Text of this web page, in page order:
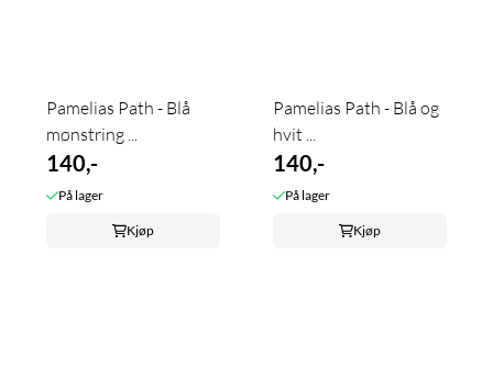
Pamelias Path - Blå
mønstring ...
140,-
På lager
Kjøp
Pamelias Path - Blå og
hvit ...
140,-
På lager
Kjøp